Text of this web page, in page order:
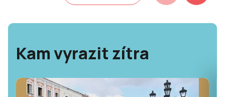
Kam vyrazit zítra